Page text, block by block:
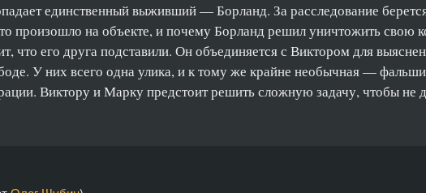
единственный выживший — Борланд. За расследование
произошло на объекте, и почему Борланд решил уничтожить свою
его друга подставили. Он объединяется с Виктором для
У них всего одна улика, и к тому же крайне необычная —
Виктору и Марку предстоит решить сложную задачу, чтобы не